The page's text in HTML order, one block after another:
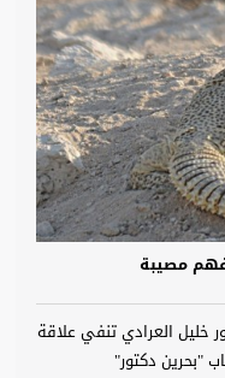
مصيبة
خليل العرادي تنفي علاقة
"بحرين دكتور"